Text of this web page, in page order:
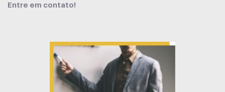
Entre em contato!